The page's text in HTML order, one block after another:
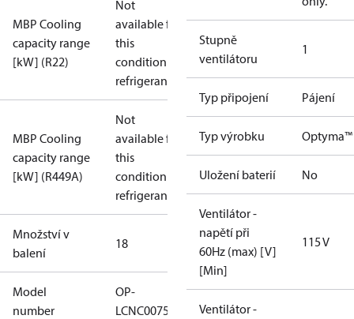
MBP Cooling
capacity range
[kW] (R22)
Not
available for
this
condition /
refrigerant
MBP Cooling
capacity range
[kW] (R449A)
Not
available for
this
condition /
refrigerant
Množství v
balení
18
Model
number
OP-
LCNC0075RDF600B
Stupně
ventilátoru
1
Typ připojení Pájení
Typ výrobku Optyma™
Uložení baterií No
Ventilátor -
napětí při
60Hz (max) [V]
[Min]
115 V
Ventilátor -